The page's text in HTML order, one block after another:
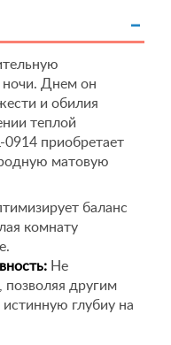
ночи. Днем он
и обилия
теплой
0914 приобретает
матовую
баланс
комнату
Не
позволяя другим
глубиу на